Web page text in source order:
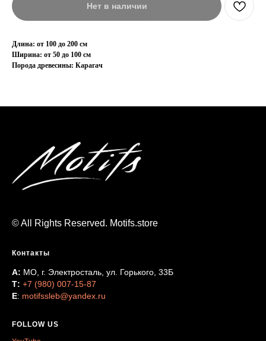
Нет в наличии
Длина: от 100 до 200 см
Ширина: от 50 до 100 см
Порода древесины: Карагач
© All Rights Reserved. Motifs.store
Контакты
А: МО, г. Электросталь, ул. Горького, 33Б
Т: +7 (980) 007-15-87
Е: motifssleb@yandex.ru
FOLLOW US